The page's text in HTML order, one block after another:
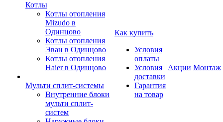
Котлы
Котлы отопления
Mizudo в
Одинцово
Котлы отопления
Эван в Одинцово
Котлы отопления
Haier в Одинцово
Мульти сплит-системы
Внутренние блоки
мульти сплит-
систем
Как купить
Условия
оплаты
Условия
доставки
Гарантия
на товар
Акции Монтаж